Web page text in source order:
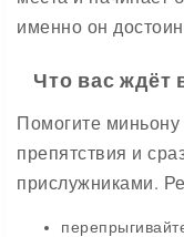
именно он
Что вас ждёт
Помогите
препятствия и
прислужниками.